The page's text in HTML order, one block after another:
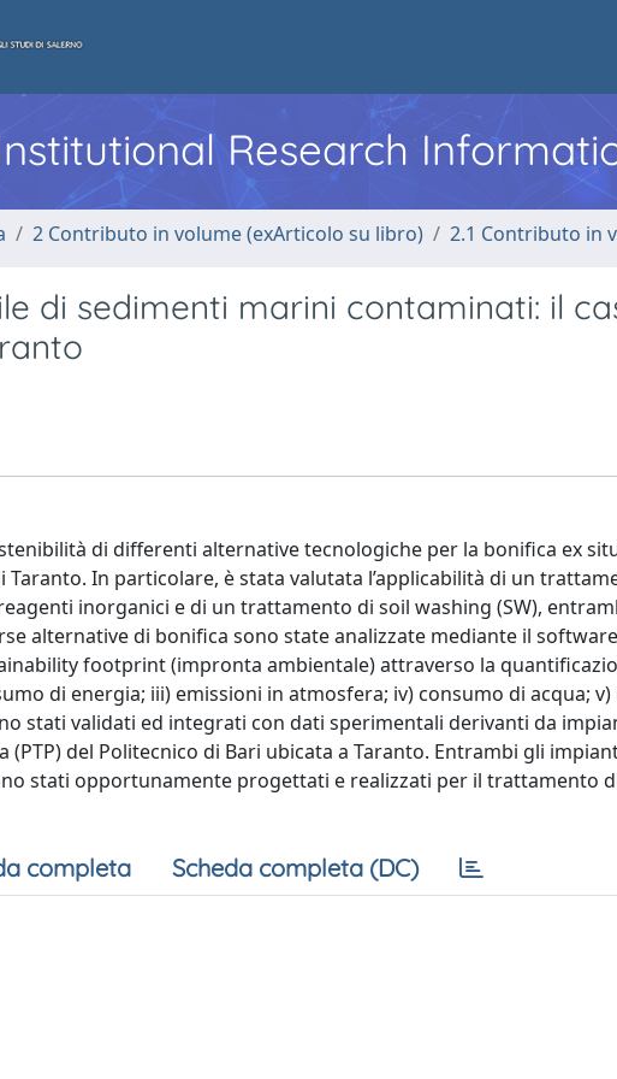
Research
2 Contributo in volume (exArticolo su libro) 2.1 Contributo in
di sedimenti marini contaminati: il
di differenti alternative tecnologiche per la bonifica ex
In particolare, è stata valutata l’applicabilità di un
inorganici e di un trattamento di soil washing (SW),
alternative di bonifica sono state analizzate mediante il
footprint (impronta ambientale) attraverso la
di energia; iii) emissioni in atmosfera; iv) consumo di acqua;
stati validati ed integrati con dati sperimentali derivanti da
(PTP) del Politecnico di Bari ubicata a Taranto. Entrambi gli
stati opportunamente progettati e realizzati per il trattamento
completa Scheda completa (DC)